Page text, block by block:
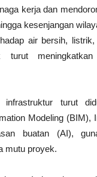
kerja dan
kesenjangan
air bersih,
turut
infrastruktur turut
Modeling (BIM),
buatan (AI),
mutu proyek.